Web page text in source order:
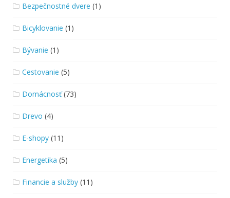
Bezpečnostné dvere (1)
Bicyklovanie (1)
Bývanie (1)
Cestovanie (5)
Domácnosť(73)
Drevo (4)
E-shopy (11)
Energetika (5)
Financie a služby (11)